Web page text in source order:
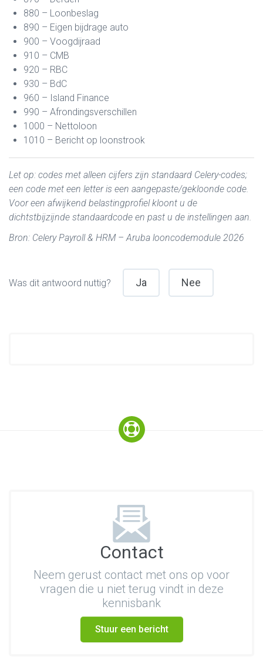
880 – Loonbeslag
890 – Eigen bijdrage auto
900 – Voogdijraad
910 – CMB
920 – RBC
930 – BdC
960 – Island Finance
990 – Afrondingsverschillen
1000 – Nettoloon
1010 – Bericht op loonstrook
Let op: codes met alleen cijfers zijn standaard Celery-codes;
een code met een letter is een aangepaste/gekloonde code.
Voor een afwijkend belastingprofiel kloont u de
dichtstbijzijnde standaardcode en past u de instellingen aan.
Bron: Celery Payroll & HRM – Aruba looncodemodule 2026
Was dit antwoord nuttig? Ja Nee
Contact
Neem gerust contact met ons op voor
vragen die u niet terug vindt in deze
kennisbank
Stuur een bericht